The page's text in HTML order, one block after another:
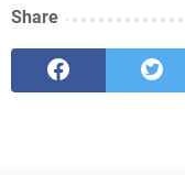
Share